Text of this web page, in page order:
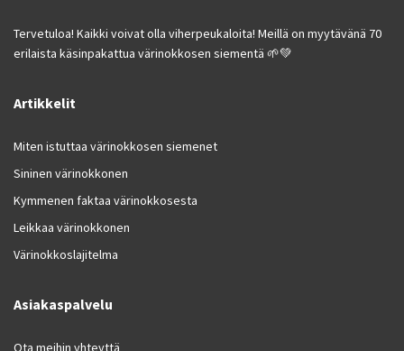
Tervetuloa! Kaikki voivat olla viherpeukaloita! Meillä on myytävänä 70
erilaista käsinpakattua värinokkosen siementä 🌱💚
Artikkelit
Miten istuttaa värinokkosen siemenet
Sininen värinokkonen
Kymmenen faktaa värinokkosesta
Leikkaa värinokkonen
Värinokkoslajitelma
Asiakaspalvelu
Ota meihin yhteyttä